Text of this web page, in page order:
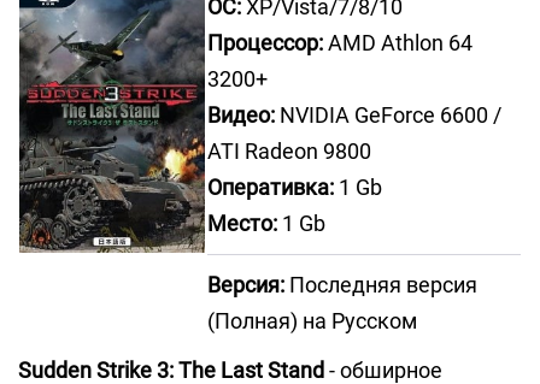
ОС:XP/Vista/7/8/10
Процессор:AMD Athlon 64
3200+
Видео: NVIDIA GeForce 6600 /
ATI Radeon 9800
Оперативка: 1 Gb
Место: 1 Gb
Версия: Последняя версия
(Полная) на Русском
Sudden Strike 3: The Last Stand - обширное